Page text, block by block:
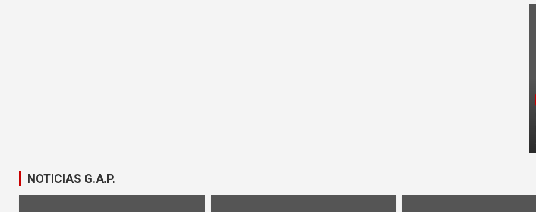
NOTICIAS G.A.P.